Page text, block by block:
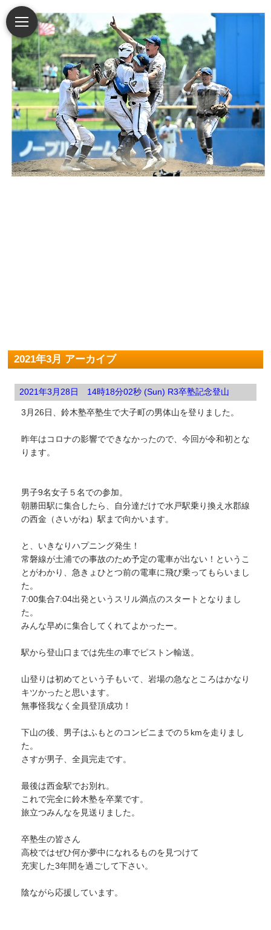
2021年3月 アーカイブ
2021年3月28日 14時18分02秒 (Sun) R3卒塾記念登山
3月26日、鈴木塾卒塾生で大子町の男体山を登りました。
昨年はコロナの影響でできなかったので、今回が令和初とな
ります。
男子9名女子５名での参加。
朝勝田駅に集合したら、自分達だけで水戸駅乗り換え水郡線
の西金（さいがね）駅まで向かいます。
と、いきなりハプニング発生！
常磐線が土浦での事故のため予定の電車が出ない！というこ
とがわかり、急きょひとつ前の電車に飛び乗ってもらいまし
た。
7:00集合7:04出発というスリル満点のスタートとなりまし
た。
みんな早めに集合してくれてよかったー。
駅から登山口までは先生の車でピストン輸送。
山登りは初めてという子もいて、岩場の急なところはかなり
キツかったと思います。
無事怪我なく全員登頂成功！
下山の後、男子はふもとのコンビニまでの５kmを走りまし
た。
さすが男子、全員完走です。
最後は西金駅でお別れ。
これで完全に鈴木塾を卒業です。
旅立つみんなを見送りました。
卒塾生の皆さん
高校ではぜひ何か夢中になれるものを見つけて
充実した3年間を過ごして下さい。
陰ながら応援しています。